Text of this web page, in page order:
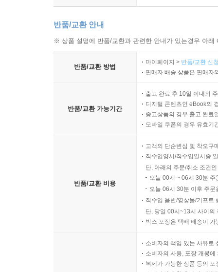
반품/교환 안내
※ 상품 설명에 반품/교환과 관련한 안내가 있는경우 아
반품/교환 방법
마이페이지 > 반품/교환 신
판매자 배송 상품은 판매자
반품/교환 가능기간
출고 완료 후 10일 이내의
디지털 콘텐츠인 eBook의
중고상품의 경우 출고 완료
모바일 쿠폰의 경우 유효기
반품/교환 비용
고객의 단순변심 및 착오구
직수입양서/직수입일서중
단, 아래의 주문/취소 조건
오늘 00시 ~ 06시 30분
오늘 06시 30분 이후 주
직수입 음반/영상물/기프트
단, 당일 00시~13시 사이의
박스 포장은 택배 배송이
소비자의 책임 있는 사유로
소비자의 사용, 포장 개봉
복제가 가능한 상품 등의